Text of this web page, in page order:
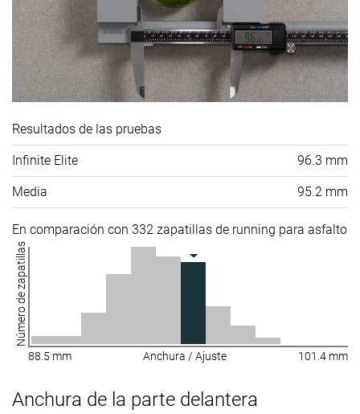
Resultados de las pruebas
Infinite Elite 96.3 mm
Media 95.2 mm
En comparación con 332 zapatillas de running para asfalto
Número de zapatillas
88.5 mm Anchura / Ajuste 101.4 mm
Anchura de la parte delantera